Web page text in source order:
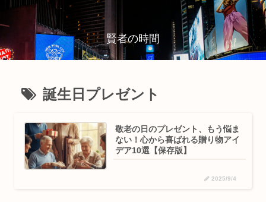
賢者の時間
誕生日プレゼント
敬老の日のプレゼント、もう悩ま
ない！心から喜ばれる贈り物アイ
デア10選【保存版】
2025/9/4